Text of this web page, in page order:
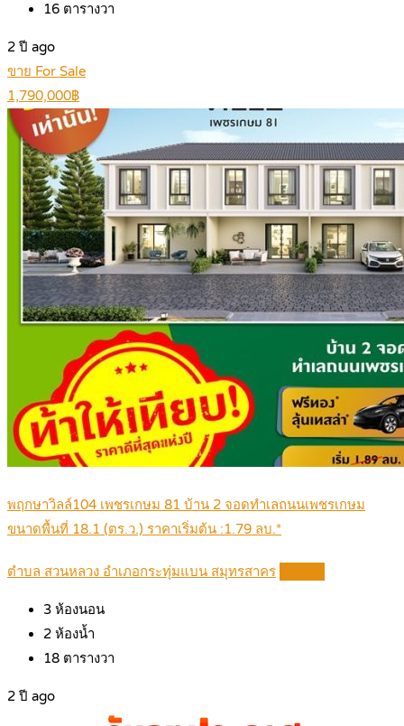
16 ตารางวา
2 ปี ago
ขาย For Sale
1,790,000฿
พฤกษาวิลล์104 เพชรเกษม 81 บ้าน 2 จอดทำเลถนนเพชรเกษม
ขนาดพื้นที่ 18.1 (ตร.ว.) ราคาเริ่มต้น :1.79 ลบ.*
ตำบล สวนหลวง อำเภอกระทุ่มแบน สมุทรสาคร
3 ห้องนอน
2 ห้องน้ำ
18 ตารางวา
2 ปี ago